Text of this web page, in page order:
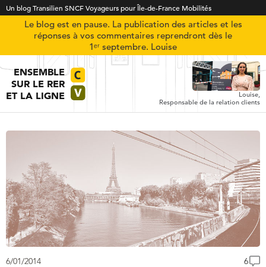
Un blog Transilien SNCF Voyageurs pour Île-de-France Mobilités
Le blog est en pause. La publication des articles et les
réponses à vos commentaires reprendront dès le
1ᵉʳ septembre. Louise
ENSEMBLE
SUR LE RER
ET LA LIGNE
Louise,
Responsable de la relation clients
6/01/2014 6